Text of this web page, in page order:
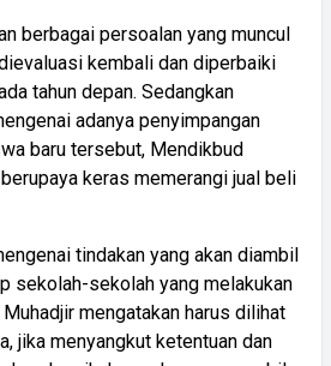
berbagai persoalan yang muncul
kembali dan diperbaiki
tahun depan. Sedangkan
adanya penyimpangan
baru tersebut, Mendikbud
keras memerangi jual beli
tindakan yang akan diambil
sekolah-sekolah yang melakukan
mengatakan harus dilihat
jika menyangkut ketentuan dan